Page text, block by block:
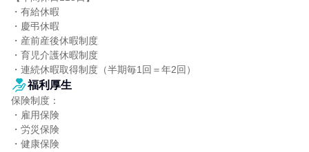
・有給休暇
・慶弔休暇
・産前産後休暇制度
・育児介護休暇制度
・連続休暇取得制度（半期毎1回＝年2回）
福利厚生
保険制度：
・雇用保険
・労災保険
・健康保険